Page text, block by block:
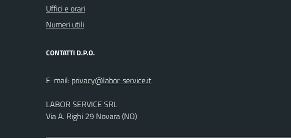
Uffici e orari
Numeri utili
CONTATTI D.P.O.
E-mail:
LABOR SERVICE SRL
Via A. Righi 29 Novara (NO)